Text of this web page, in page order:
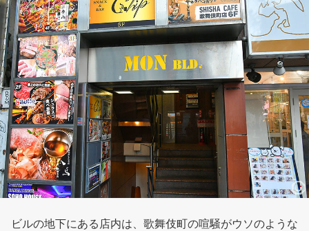
ビルの地下にある店内は、歌舞伎町の喧騒がウソのような